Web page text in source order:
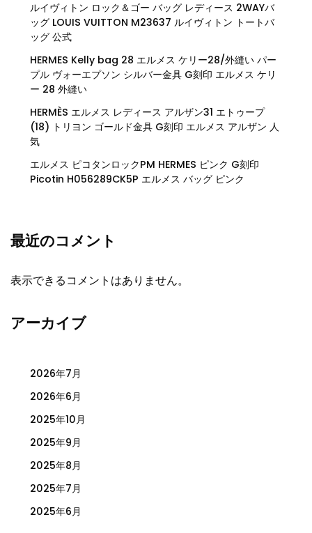
ルイヴィトン ロック＆ゴー バッグ レディース 2WAYバ
ッグ LOUIS VUITTON M23637 ルイヴィトン トートバ
ッグ 公式
HERMES Kelly bag 28 エルメス ケリー28/外縫い パー
プル ヴォーエプソン シルバー金具 G刻印 エルメス ケリ
ー 28 外縫い
HERMÈS エルメス レディース アルザン31 エトゥープ
(18) トリヨン ゴールド金具 G刻印 エルメス アルザン 人
気
エルメス ピコタンロックPM HERMES ピンク G刻印
Picotin H056289CK5P エルメス バッグ ピンク
最近のコメント
表示できるコメントはありません。
アーカイブ
2026年7月
2026年6月
2025年10月
2025年9月
2025年8月
2025年7月
2025年6月